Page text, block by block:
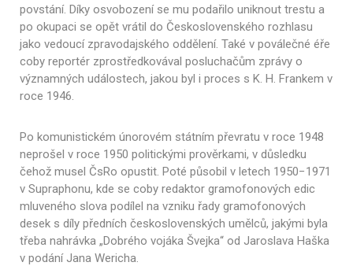
povstání. Díky osvobození se mu podařilo uniknout trestu a
po okupaci se opět vrátil do Československého rozhlasu
jako vedoucí zpravodajského oddělení. Také v poválečné éře
coby reportér zprostředkovával posluchačům zprávy o
významných událostech, jakou byl i proces s K. H. Frankem v
roce 1946.
Po komunistickém únorovém státním převratu v roce 1948
neprošel v roce 1950 politickými prověrkami, v důsledku
čehož musel ČsRo opustit. Poté působil v letech 1950−1971
v Supraphonu, kde se coby redaktor gramofonových edic
mluveného slova podílel na vzniku řady gramofonových
desek s díly předních československých umělců, jakými byla
třeba nahrávka „Dobrého vojáka Švejka“ od Jaroslava Haška
v podání Jana Wericha.